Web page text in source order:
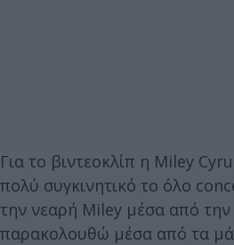
Για το βιντεοκλίπ η Miley
πολύ συγκινητικό το όλο
την νεαρή Miley μέσα από
παρακολουθώ μέσα από τα